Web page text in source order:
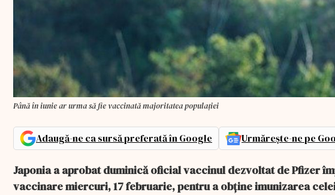
Până în iunie ar urma să fie vaccinată majoritatea populației
Adaugă-ne ca sursă preferată în Google Urmărește-ne pe
Japonia a aprobat duminică oficial vaccinul dezvoltat de Pfizer
vaccinare miercuri, 17 februarie, pentru a obţine imunizarea